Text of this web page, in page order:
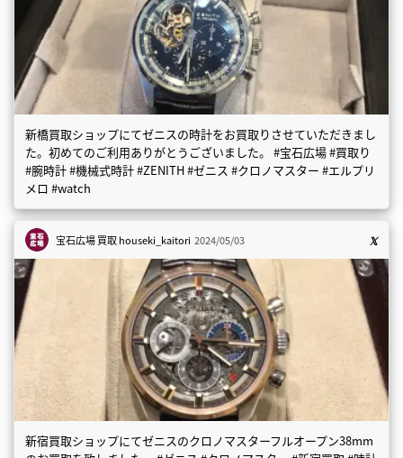
新橋買取ショップにてゼニスの時計をお買取りさせていただきまし
た。初めてのご利用ありがとうございました。 #宝石広場 #買取り
#腕時計 #機械式時計 #ZENITH #ゼニス #クロノマスター #エルプリ
メロ #watch
宝石広場 買取houseki_kaitori 2024/05/03
新宿買取ショップにてゼニスのクロノマスターフルオープン38mm